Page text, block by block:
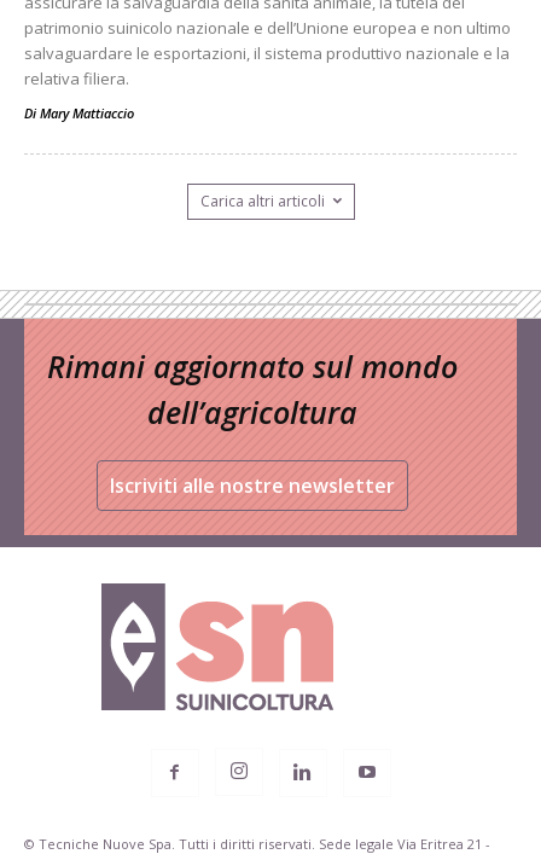
patrimonio suinicolo nazionale e dell’Unione europea e non ultimo
salvaguardare le esportazioni, il sistema produttivo nazionale e la
relativa filiera.
Di Mary Mattiaccio
Carica altri articoli
Rimani aggiornato sul mondo
dell’agricoltura
Iscriviti alle nostre newsletter
© Tecniche Nuove Spa. Tutti i diritti riservati. Sede legale Via Eritrea 21 -